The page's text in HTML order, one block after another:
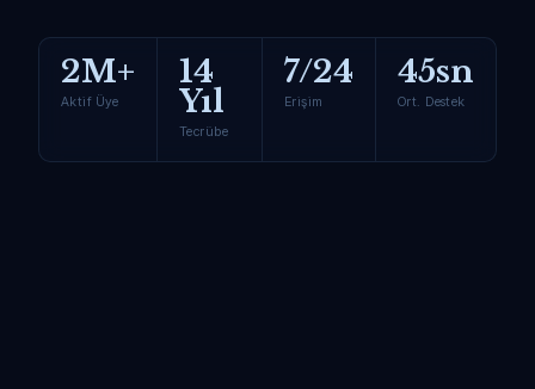
2M+
Aktif Üye
14
Yıl
Tecrübe
7/24
Erişim
45sn
Ort. Destek